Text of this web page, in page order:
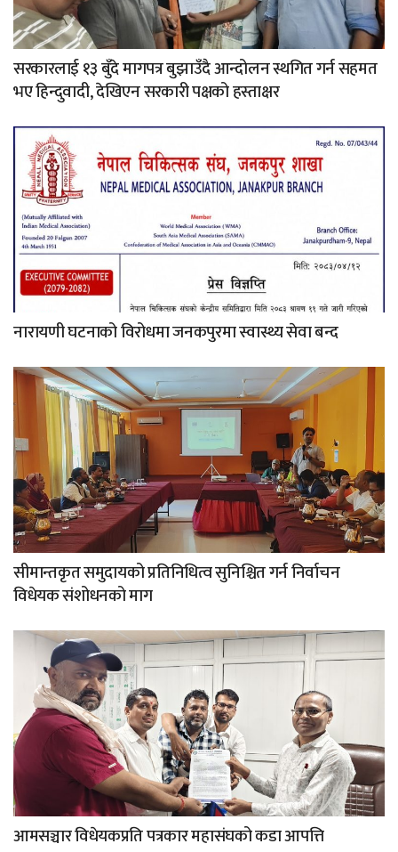
सरकारलाई १३ बुँदे मागपत्र बुझाउँदै आन्दोलन स्थगित गर्न सहमत
भए हिन्दुवादी, देखिएन सरकारी पक्षको हस्ताक्षर
नारायणी घटनाको विरोधमा जनकपुरमा स्वास्थ्य सेवा बन्द
सीमान्तकृत समुदायको प्रतिनिधित्व सुनिश्चित गर्न निर्वाचन
विधेयक संशोधनको माग
आमसञ्चार विधेयकप्रति पत्रकार महासंघको कडा आपत्ति